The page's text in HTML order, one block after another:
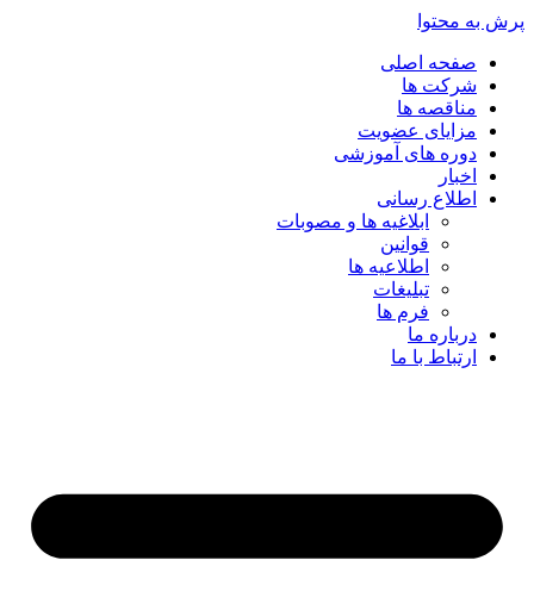
پرش به محتوا
صفحه اصلی
شرکت ها
مناقصه ها
مزایای عضویت
دوره های آموزشی
اخبار
اطلاع رسانی
ابلاغیه ها و مصوبات
قوانین
اطلاعیه ها
تبلیغات
فرم ها
درباره ما
ارتباط با ما